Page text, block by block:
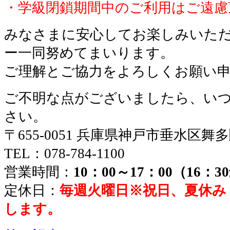
・学級閉鎖期間中のご利用はご遠
みなさまに安心してお楽しみいた
ー一同努めてまいります。
ご理解とご協力をよろしくお願い
ご不明な点がございましたら、い
さい。
〒655-0051 兵庫県神戸市垂水区舞
TEL：078-784-1100
営業時間： 10：00～17：00（16：
定休日： 毎週火曜日※祝日、夏休
します。